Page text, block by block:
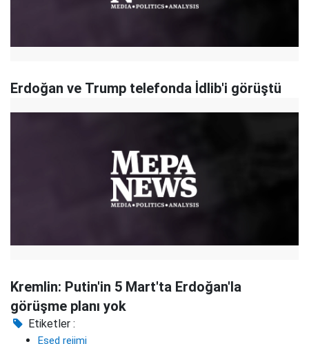
Erdoğan ve Trump telefonda İdlib'i görüştü
Kremlin: Putin'in 5 Mart'ta Erdoğan'la
görüşme planı yok
Etiketler :
Esed rejimi